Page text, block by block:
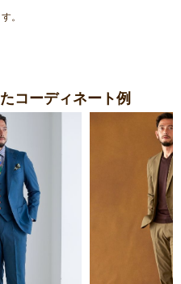
。
コーディネート例